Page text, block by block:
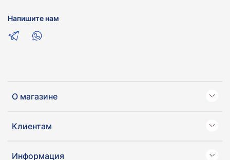
О магазине
Клиентам
Информация
Напишите нам